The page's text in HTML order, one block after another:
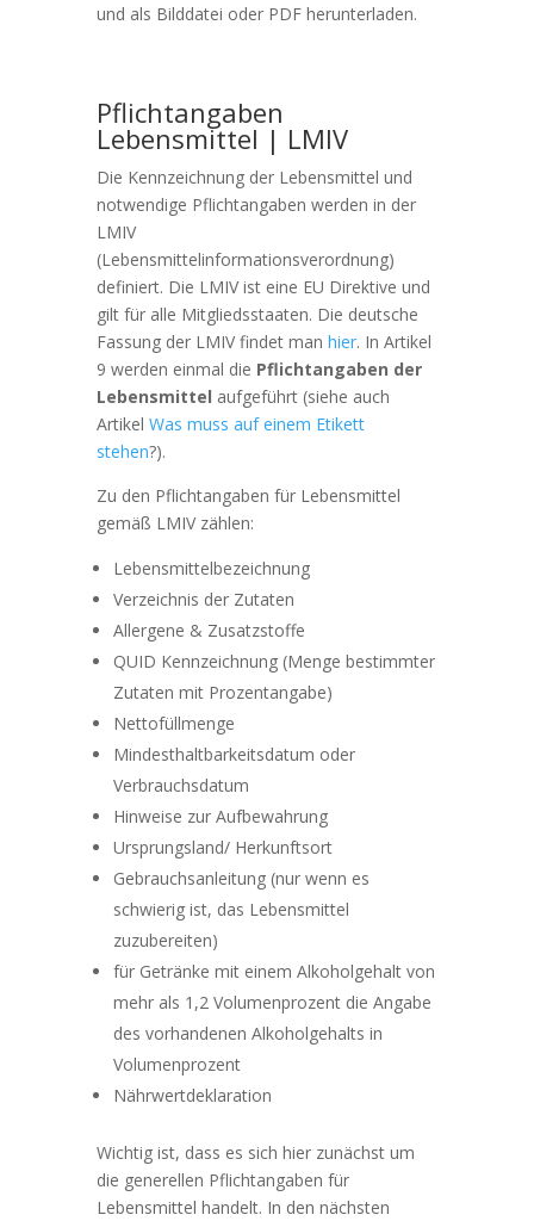
und als Bilddatei oder PDF herunterladen.
Pflichtangaben
Lebensmittel | LMIV
Die Kennzeichnung der Lebensmittel und
notwendige Pflichtangaben werden in der
LMIV
(Lebensmittelinformationsverordnung)
definiert. Die LMIV ist eine EU Direktive und
gilt für alle Mitgliedsstaaten. Die deutsche
Fassung der LMIV findet man hier. In Artikel
9 werden einmal die Pflichtangaben der
Lebensmittel aufgeführt (siehe auch
Artikel Was muss auf einem Etikett
stehen?).
Zu den Pflichtangaben für Lebensmittel
gemäß LMIV zählen:
Lebensmittelbezeichnung
Verzeichnis der Zutaten
Allergene & Zusatzstoffe
QUID Kennzeichnung (Menge bestimmter
Zutaten mit Prozentangabe)
Nettofüllmenge
Mindesthaltbarkeitsdatum oder
Verbrauchsdatum
Hinweise zur Aufbewahrung
Ursprungsland/ Herkunftsort
Gebrauchsanleitung (nur wenn es
schwierig ist, das Lebensmittel
zuzubereiten)
für Getränke mit einem Alkoholgehalt von
mehr als 1,2 Volumenprozent die Angabe
des vorhandenen Alkoholgehalts in
Volumenprozent
Nährwertdeklaration
Wichtig ist, dass es sich hier zunächst um
die generellen Pflichtangaben für
Lebensmittel handelt. In den nächsten